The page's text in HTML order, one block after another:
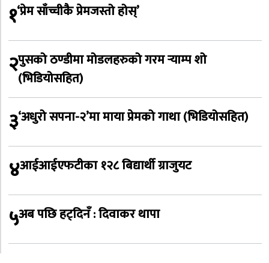
१‘प्रेम साँच्चीकै प्रेमजस्तो होस्’
२पुसको ठण्डीमा मोडलहरुको गरम र्‍याम्प शो
(भिडियोसहित)
३‘अधुरो सपना-२’मा माया प्रेमको गाथा (भिडियोसहित)
४आईआईएफटीका १२८ बिद्यार्थी ग्राजुयट
५अब पछि हट्दिनँ : दिवाकर थापा